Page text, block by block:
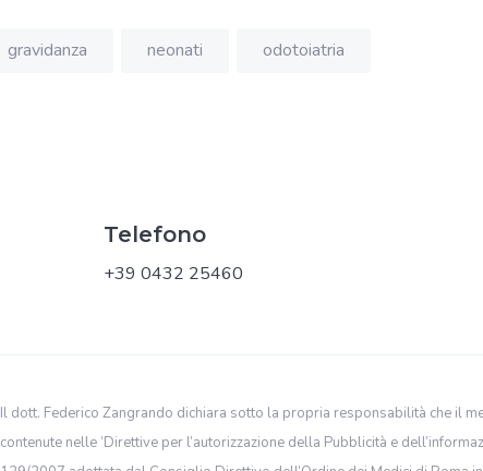
gravidanza neonati odotoiatria
Telefono
+39 0432 25460
Il dott. Federico Zangrando dichiara sotto la propria responsabilità che il
contenute nelle ‘Direttive per l’autorizzazione della Pubblicità e